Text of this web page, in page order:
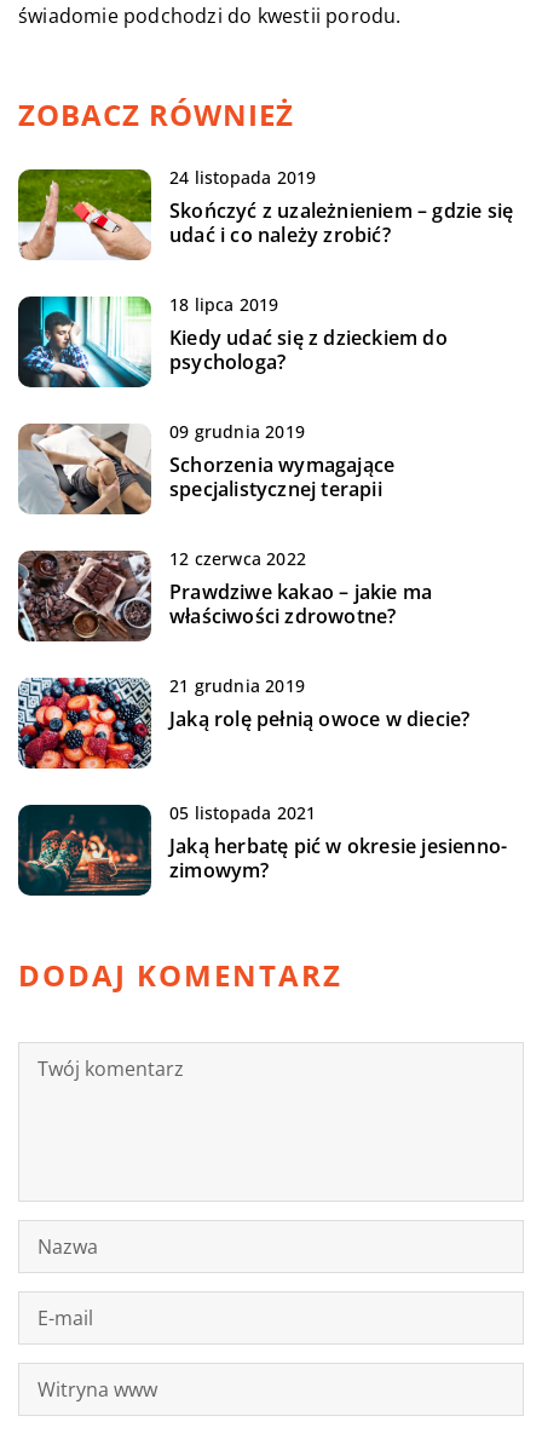
świadomie podchodzi do kwestii porodu.
ZOBACZ RÓWNIEŻ
24 listopada 2019
Skończyć z uzależnieniem – gdzie się
udać i co należy zrobić?
18 lipca 2019
Kiedy udać się z dzieckiem do
psychologa?
09 grudnia 2019
Schorzenia wymagające
specjalistycznej terapii
12 czerwca 2022
Prawdziwe kakao – jakie ma
właściwości zdrowotne?
21 grudnia 2019
Jaką rolę pełnią owoce w diecie?
05 listopada 2021
Jaką herbatę pić w okresie jesienno-
zimowym?
DODAJ KOMENTARZ